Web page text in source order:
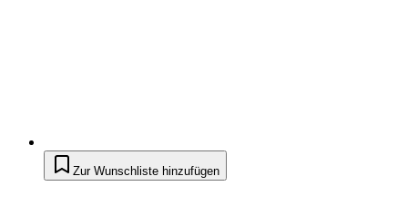
Zur Wunschliste hinzufügen